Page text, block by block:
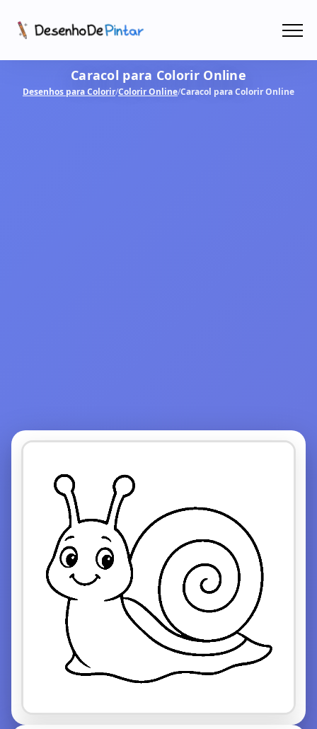
Coletâneas de Desenhos - PDF
Caracol para Colorir Online
Desenhos para Colorir/Colorir Online/Caracol para Colorir Online